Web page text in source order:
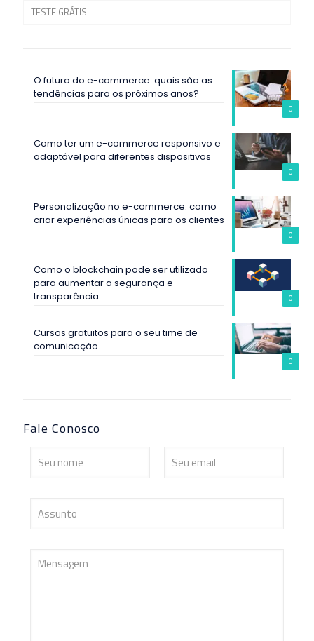
TESTE GRÁTIS
0
O futuro do e-commerce: quais são as
tendências para os próximos anos?
0
Como ter um e-commerce responsivo e
adaptável para diferentes dispositivos
0
Personalização no e-commerce: como
criar experiências únicas para os clientes
0
Como o blockchain pode ser utilizado
para aumentar a segurança e
transparência
0
Cursos gratuitos para o seu time de
comunicação
Fale Conosco